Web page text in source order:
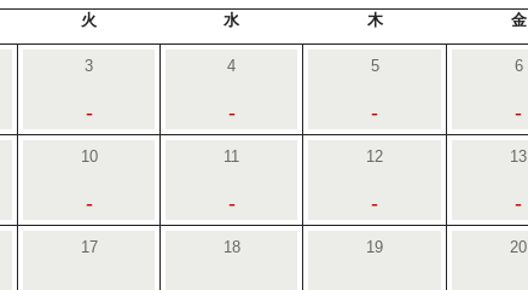
火 水 木 金
3
-
4
-
5
-
6
-
10
-
11
-
12
-
13
-
17 18 19 20